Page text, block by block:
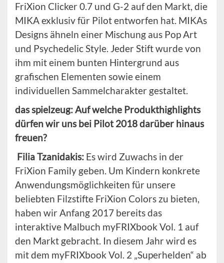
FriXion Clicker 0.7 und G-2 auf den Markt, die
MIKA exklusiv für Pilot entworfen hat. MIKAs
Designs ähneln einer Mischung aus Pop Art
und Psychedelic Style. Jeder Stift wurde von
ihm mit einem bunten Hintergrund aus
grafischen Elementen sowie einem
individuellen Sammelcharakter gestaltet.
das spielzeug: Auf welche Produkthighlights
dürfen wir uns bei Pilot 2018 darüber hinaus
freuen?
FiliaTzanidakis: Es wird Zuwachs in der
FriXion Family geben. Um Kindern konkrete
Anwendungsmöglichkeiten für unsere
beliebten Filzstifte FriXion Colors zu bieten,
haben wir Anfang 2017 bereits das
interaktive Malbuch myFRIXbook Vol. 1 auf
den Markt gebracht. In diesem Jahr wird es
mit dem myFRIXbook Vol. 2 „Superhelden“ ab